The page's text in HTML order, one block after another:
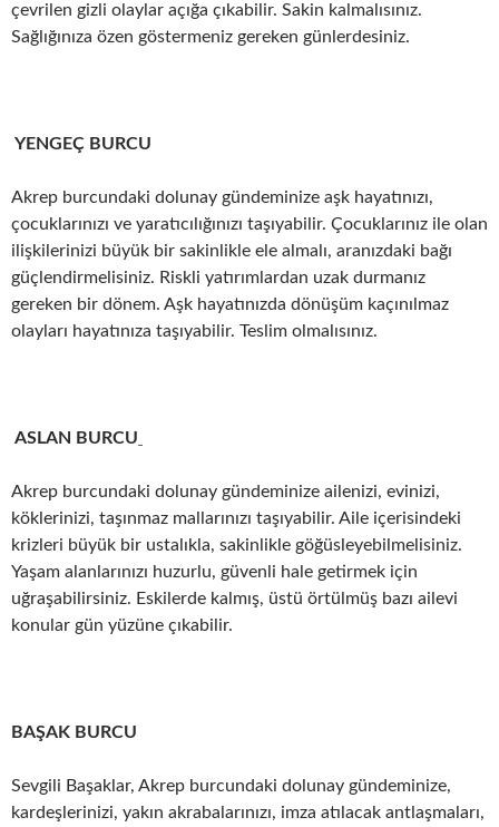
çevrilen gizli olaylar açığa çıkabilir. Sakin kalmalısınız.
Sağlığınıza özen göstermeniz gereken günlerdesiniz.
YENGEÇ BURCU
Akrep burcundaki dolunay gündeminize aşk hayatınızı,
çocuklarınızı ve yaratıcılığınızı taşıyabilir. Çocuklarınız ile olan
ilişkilerinizi büyük bir sakinlikle ele almalı, aranızdaki bağı
güçlendirmelisiniz. Riskli yatırımlardan uzak durmanız
gereken bir dönem. Aşk hayatınızda dönüşüm kaçınılmaz
olayları hayatınıza taşıyabilir. Teslim olmalısınız.
ASLAN BURCU
Akrep burcundaki dolunay gündeminize ailenizi, evinizi,
köklerinizi, taşınmaz mallarınızı taşıyabilir. Aile içerisindeki
krizleri büyük bir ustalıkla, sakinlikle göğüsleyebilmelisiniz.
Yaşam alanlarınızı huzurlu, güvenli hale getirmek için
uğraşabilirsiniz. Eskilerde kalmış, üstü örtülmüş bazı ailevi
konular gün yüzüne çıkabilir.
BAŞAK BURCU
Sevgili Başaklar, Akrep burcundaki dolunay gündeminize,
kardeşlerinizi, yakın akrabalarınızı, imza atılacak antlaşmaları,